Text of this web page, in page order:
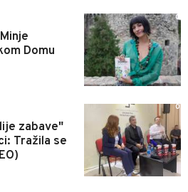
Domu
0
zabave"
Tražila se
0